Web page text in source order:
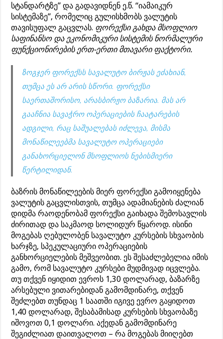
სტანდარტზე” და გადავიდნენ ე.წ. “იამაიკურ
სისტემაზე”, რომელიც გულისხმობს ვალუტის
თავისუფალ გაცვლას. ფორექსი გახდა მსოფლიო
საფინანსო და ეკონომიკური სისტემის ნორმალური
ფუნქციონირების ერთ-ერთი მთავარი ფაქტორი.
ზოგჯერ ფორექსს სავალუტო ბირჟას ეძახიან,
თუმცა ეს არ არის სწორი. ფორექსი
საერთაშორისო, არასბირჟო ბაზარია. მას არ
გააჩნია სავაჭრო ოპერაციების ჩაატარების
ადგილი, რაც საშუალებას იძლევა, მისმა
მონაწილეებმა სავალუტო ოპერაციები
განახორციელონ მსოფლიოს ნებისმიერი
წერტილიდან.
ბაზრის მონაწილეების მიერ ფორექსი გამოიყენება
ვალუტის გაცვლისთვის, თუმცა ადამიანების ძალიან
დიდმა რაოდენობამ ფორექსი გაიხადა შემოსავლის
ძირითად და საკმაოდ სოლიდურ წყაროდ. ისინი
მოგებას ღებულობენ სავალუტო კურსების სხვაობის
ხარჯზე, სპეკულაციური ოპერაციების
განხორციელების მეშვეობით. ეს შესაძლებელია იმის
გამო, რომ სავალუტო კურსები მუდმივად იცვლება.
თუ თქვენ იყიდით ევროს 1,30 დოლარად, ბაზარზე
არსებული ვითარებიდან გამომდინარე, თქვენ
შეძლებთ თუნდაც 1 საათში იგივე ევრო გაყიდოთ
1,40 დოლარად, შესაბამისად კურსების სხვაობაზე
იშოვოთ 0,1 დოლარი. აქედან გამომდინარე
შეგიძლიათ დაითვალოთ – რა მოგებას მიიღებთ